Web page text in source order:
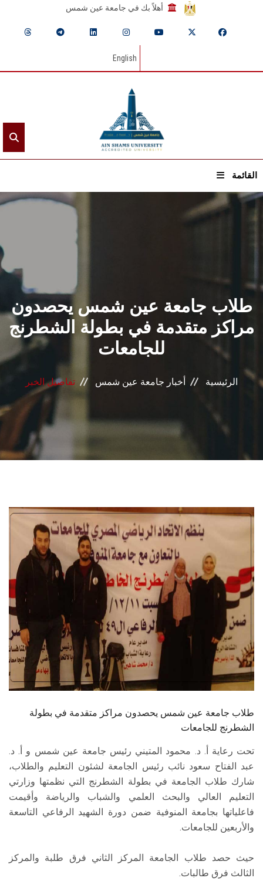
أهلاً بك في جامعة عين شمس
English
القائمة
الرئيسيـة
القطاعـات
الشئون الأكاديمية
البحث العلمي
المراكز والوحدات
الأنظمة الذكية
هيئة التدريس
الدراسات العليا
الخريجين
الموظفون
الزائـرون
طلاب جامعة عين شمس يحصدون
مراكز متقدمة في بطولة الشطرنج
للجامعات
الرئيسية أخبار جامعة عين شمس تفاصيل الخبر
طلاب جامعة عين شمس يحصدون مراكز متقدمة في بطولة
الشطرنج للجامعات
تحت رعاية أ. د. محمود المتيني رئيس جامعة عين شمس و أ. د.
عبد الفتاح سعود نائب رئيس الجامعة لشئون التعليم والطلاب،
شارك طلاب الجامعة في بطولة الشطرنج التي نظمتها وزارتي
التعليم العالي والبحث العلمي والشباب والرياضة وأقيمت
فاعلياتها بجامعة المنوفية ضمن دورة الشهيد الرفاعي التاسعة
والأربعين للجامعات.
حيث حصد طلاب الجامعة المركز الثاني فرق طلبة والمركز
الثالث فرق طالبات.